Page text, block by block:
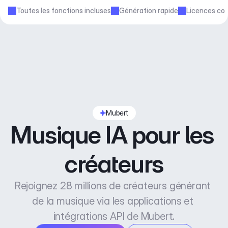
Toutes les fonctions incluses Génération rapide Licences
Mubert
Musique IA pour les
créateurs
Rejoignez 28 millions de créateurs générant
de la musique via les applications et
intégrations API de Mubert.